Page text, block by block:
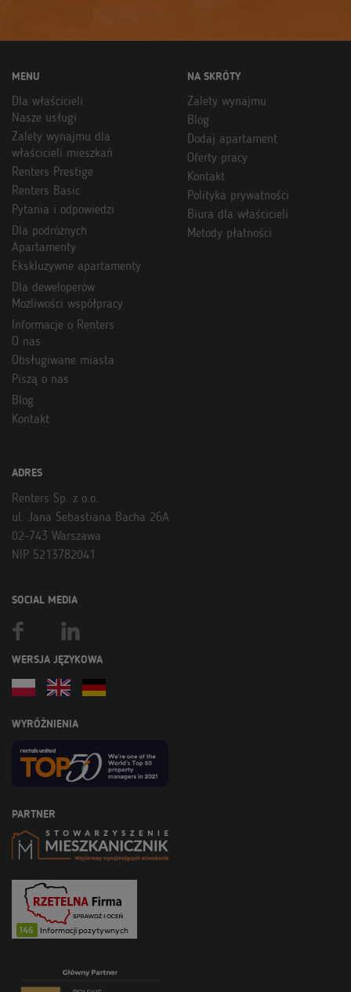
MENU
Dla właścicieli
Nasze usługi
Zalety wynajmu dla
właścicieli mieszkań
Renters Prestige
Renters Basic
Pytania i odpowiedzi
Dla podróżnych
Apartamenty
Ekskluzywne apartamenty
Dla deweloperów
Możliwości współpracy
Informacje o Renters
O nas
Obsługiwane miasta
Piszą o nas
Blog
Kontakt
NA SKRÓTY
Zalety wynajmu
Blog
Dodaj apartament
Oferty pracy
Kontakt
Polityka prywatności
Biura dla właścicieli
Metody płatności
ADRES
Renters Sp. z o.o.
ul. Jana Sebastiana Bacha 26A
02-743 Warszawa
NIP 5213782041
SOCIAL MEDIA
WERSJA JĘZYKOWA
WYRÓŻNIENIA
PARTNER